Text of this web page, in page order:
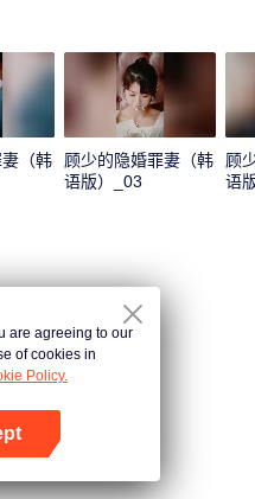
（韩
顾少的隐婚罪妻（韩
语版）_03
顾
语
给了渣男的死对头
are agreeing to our
of cookies in
Policy.